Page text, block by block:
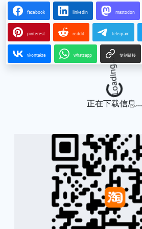
facebook linkedin mastodon
pinterest reddit telegram
vkontakte whatsapp 复制链接
Loading...
正在下载信息...